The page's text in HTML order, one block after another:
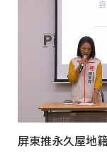
屏東推永久屋地